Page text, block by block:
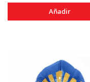
Añadir